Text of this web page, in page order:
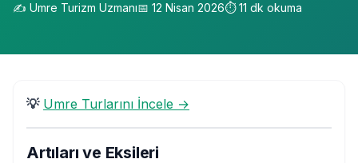
✍️ Umre Turizm Uzmanı📅 12 Nisan 2026⏱️11 dk okuma
💡 Umre Turlarını İncele →
Artıları ve Eksileri